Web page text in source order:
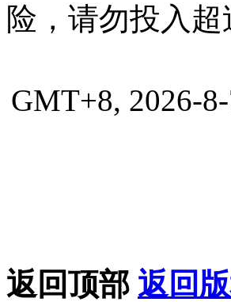
险，请勿投入
GMT+8, 2026-
返回顶部 返回